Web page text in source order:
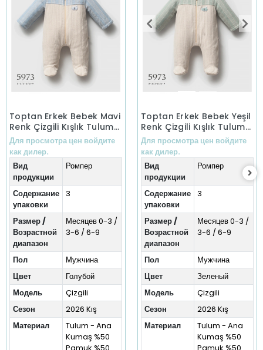
Toptan Erkek Bebek Mavi
Renk Çizgili Kışlık Tulum
(0-9 Ay)
Для просмотра цен войдите
как дилер.
Вид
продукции
Ромпер
Содержание
упаковки
3
Размер /
Возрастной
диапазон
Месяцев 0-3 /
3-6 / 6-9
Пол
Мужчина
Цвет
Голубой
Модель
Çizgili
Сезон
2026 Kış
Материал
Tulum - Ana
Kumaş %50
Toptan Erkek Bebek Yeşil
Renk Çizgili Kışlık Tulum
(0-9 Ay)
Для просмотра цен войдите
как дилер.
Вид
продукции
Ромпер
Содержание
упаковки
3
Размер /
Возрастной
диапазон
Месяцев 0-3 /
3-6 / 6-9
Пол
Мужчина
Цвет
Зеленый
Модель
Çizgili
Сезон
2026 Kış
Материал
Tulum - Ana
Kumaş %50